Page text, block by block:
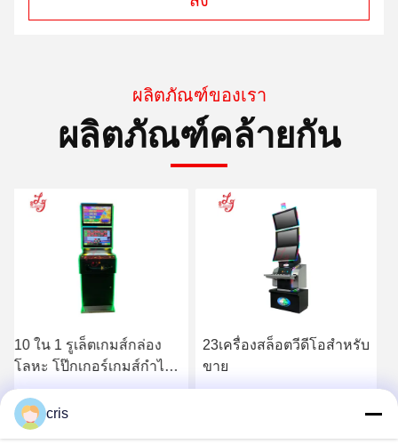
ผลิตภัณฑ์ของเรา
ผลิตภัณฑ์คล้ายกัน
23เครื่องสล็อตวีดีโอสําหรับ
ขาย
รับราคาที่ดีที่สุด
กว่างโจว LieJiang ร้อน
ขาย 23.6 นิ้ว CPAP ตู้
จอภาพคู่ 550 ชีวิตหรูหรา
cris